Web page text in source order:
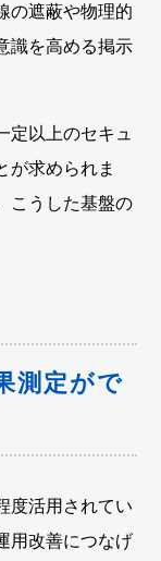
の遮蔽や物理的
識を高める掲示
定以上のセキュ
が求められま
こうした基盤の
測定がで
度活用されてい
用改善につなげ